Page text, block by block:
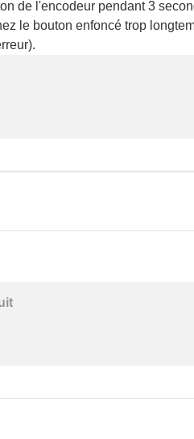
de l'encodeur pendant 3
le bouton enfoncé trop